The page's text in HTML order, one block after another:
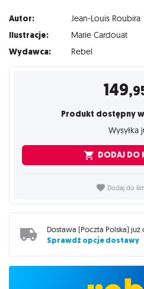
Autor: Jean-Louis Roubira
Ilustracje: Marie Cardouat
Wydawca: Rebel
149
Produkt dostępny
Wysyłka
DODAJ DO
Dodaj do
Dostawa (Poczta Polska) już
Sprawdź opcje dostawy